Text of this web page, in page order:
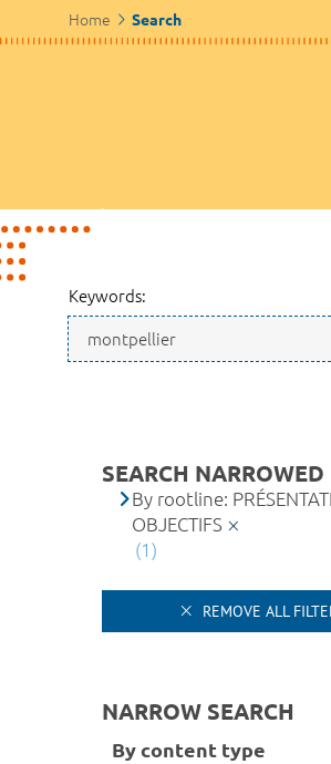
Home Search
Keywords:
SEARCH NARROWED
By rootline:
OBJECTIFS
(1)
REMOVE ALL
NARROW SEARCH
By content type